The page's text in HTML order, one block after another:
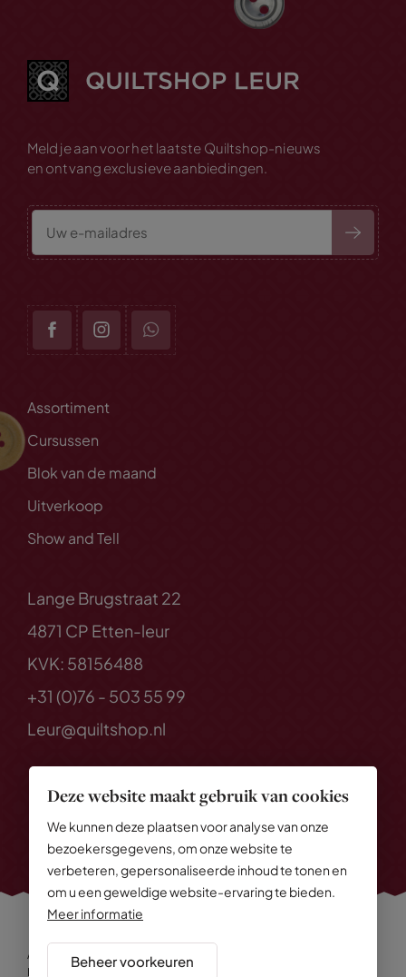
Deze website maakt gebruik van cookies
We kunnen deze plaatsen voor analyse van onze
bezoekersgegevens, om onze website te
verbeteren, gepersonaliseerde inhoud te tonen en
om u een geweldige website-ervaring te bieden.
Meer informatie
Beheer voorkeuren
Meld je aan voor het laatste Quiltshop-nieuws
en ontvang exclusieve aanbiedingen.
Assortiment
Cursussen
Blok van de maand
Uitverkoop
Show and Tell
Lange Brugstraat 22
4871 CP Etten-leur
KVK: 58156488
+31 (0)76 - 503 55 99
Leur@quiltshop.nl
Alle rechten voorbehouden
Privacy Policy Algemene voorwaarden